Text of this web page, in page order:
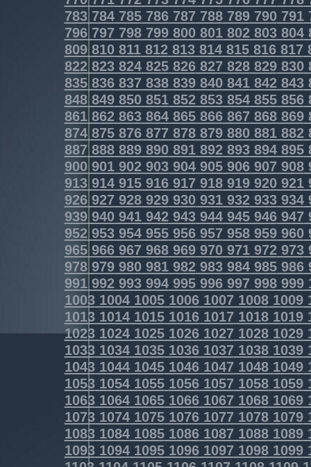
783784785786787788789790791
796797798799800801802803804
809810811812813814815816817
822823824825826827828829830
835836837838839840841842843
848849850851852853854855856
861862863864865866867868869
874875876877878879880881882
887888889890891892893894895
900901902903904905906907908
913914915916917918919920921
926927928929930931932933934
939940941942943944945946947
952953954955956957958959960
965966967968969970971972973
978979980981982983984985986
991992993994995996997998999
1003100410051006100710081009
1013101410151016101710181019
1023102410251026102710281029
1033103410351036103710381039
1043104410451046104710481049
1053105410551056105710581059
1063106410651066106710681069
1073107410751076107710781079
1083108410851086108710881089
1093109410951096109710981099